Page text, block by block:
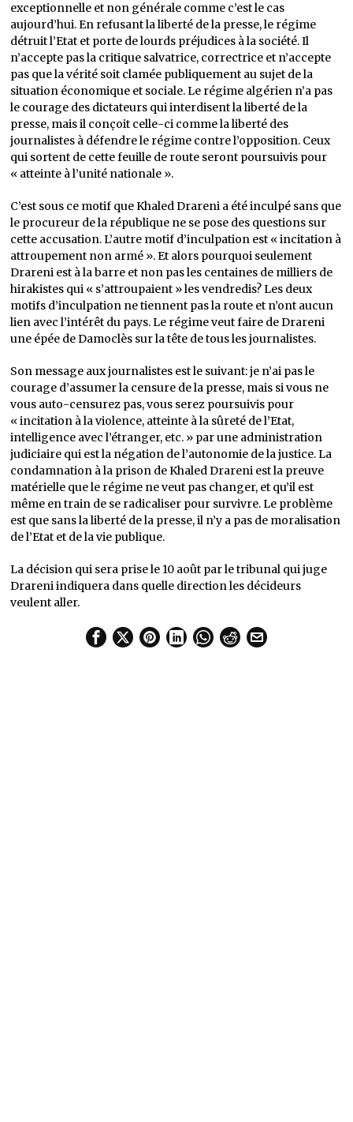
exceptionnelle et non générale comme c’est le cas
aujourd’hui. En refusant la liberté de la presse, le régime
détruit l’Etat et porte de lourds préjudices à la société. Il
n’accepte pas la critique salvatrice, correctrice et n’accepte
pas que la vérité soit clamée publiquement au sujet de la
situation économique et sociale. Le régime algérien n’a pas
le courage des dictateurs qui interdisent la liberté de la
presse, mais il conçoit celle-ci comme la liberté des
journalistes à défendre le régime contre l’opposition. Ceux
qui sortent de cette feuille de route seront poursuivis pour
« atteinte à l’unité nationale ».
C’est sous ce motif que Khaled Drareni a été inculpé sans que
le procureur de la république ne se pose des questions sur
cette accusation. L’autre motif d’inculpation est « incitation à
attroupement non armé ». Et alors pourquoi seulement
Drareni est à la barre et non pas les centaines de milliers de
hirakistes qui « s’attroupaient » les vendredis? Les deux
motifs d’inculpation ne tiennent pas la route et n’ont aucun
lien avec l’intérêt du pays. Le régime veut faire de Drareni
une épée de Damoclès sur la tête de tous les journalistes.
Son message aux journalistes est le suivant: je n’ai pas le
courage d’assumer la censure de la presse, mais si vous ne
vous auto-censurez pas, vous serez poursuivis pour
« incitation à la violence, atteinte à la sûreté de l’Etat,
intelligence avec l’étranger, etc. » par une administration
judiciaire qui est la négation de l’autonomie de la justice. La
condamnation à la prison de Khaled Drareni est la preuve
matérielle que le régime ne veut pas changer, et qu’il est
même en train de se radicaliser pour survivre. Le problème
est que sans la liberté de la presse, il n’y a pas de moralisation
de l’Etat et de la vie publique.
La décision qui sera prise le 10 août par le tribunal qui juge
Drareni indiquera dans quelle direction les décideurs
veulent aller.